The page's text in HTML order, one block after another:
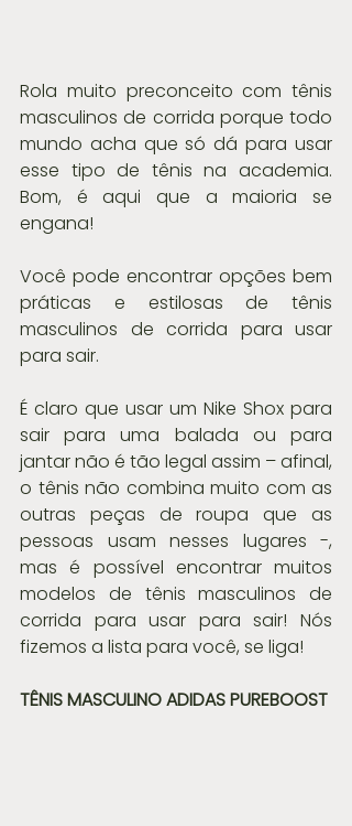
Rola muito preconceito com tênis
masculinos de corrida porque todo
mundo acha que só dá para usar
esse tipo de tênis na academia.
Bom, é aqui que a maioria se
engana!
Você pode encontrar opções bem
práticas e estilosas de tênis
masculinos de corrida para usar
para sair.
É claro que usar um Nike Shox para
sair para uma balada ou para
jantar não é tão legal assim – afinal,
o tênis não combina muito com as
outras peças de roupa que as
pessoas usam nesses lugares -,
mas é possível encontrar muitos
modelos de tênis masculinos de
corrida para usar para sair! Nós
fizemos a lista para você, se liga!
TÊNIS MASCULINO ADIDAS PUREBOOST